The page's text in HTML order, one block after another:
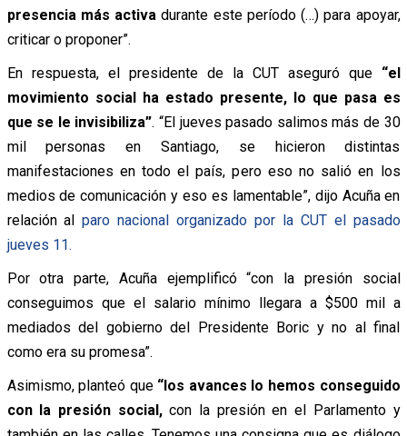
presencia más activa durante este período (…) para apoyar,
criticar o proponer”.
En respuesta, el presidente de la CUT aseguró que “el
movimiento social ha estado presente, lo que pasa es
que se le invisibiliza”. “El jueves pasado salimos más de 30
mil personas en Santiago, se hicieron distintas
manifestaciones en todo el país, pero eso no salió en los
medios de comunicación y eso es lamentable”, dijo Acuña en
relación alparo nacional organizado por la CUT el pasado
jueves 11.
Por otra parte, Acuña ejemplificó “con la presión social
conseguimos que el salario mínimo llegara a $500 mil a
mediados del gobierno del Presidente Boric y no al final
como era su promesa”.
Asimismo, planteó que “los avances lo hemos conseguido
con la presión social,con la presión en el Parlamento y